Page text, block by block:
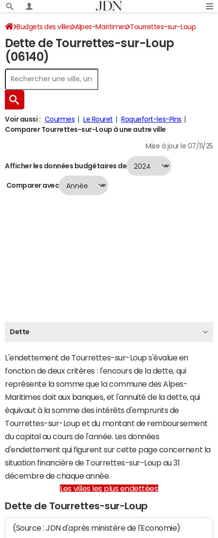
Budgets des villes Alpes-Maritimes Tourrettes-sur-Loup
Dette au 31/12/2024
Dette de Tourrettes-sur-Loup
(06140)
Voir aussi : Courmes Le Rouret
Roquefort-les-Pins
Comparer Tourrettes-sur-Loup à une autre ville
Mise à jour le 07/11/25
Afficher les données budgétaires de
Comparer avec
Dette
L'endettement de Tourrettes-sur-Loup s'évalue en
fonction de deux critères : l'encours de la dette, qui
représente la somme que la commune des Alpes-
Maritimes doit aux banques, et l'annuité de la dette, qui
équivaut à la somme des intérêts d'emprunts de
Tourrettes-sur-Loup et du montant de remboursement
du capital au cours de l'année. Les données
d'endettement qui figurent sur cette page concernent la
situation financière de Tourrettes-sur-Loup au 31
décembre de chaque année.
Les villes les plus endettées
Dette de Tourrettes-sur-Loup
(Source : JDN d'après ministère de l'Economie)